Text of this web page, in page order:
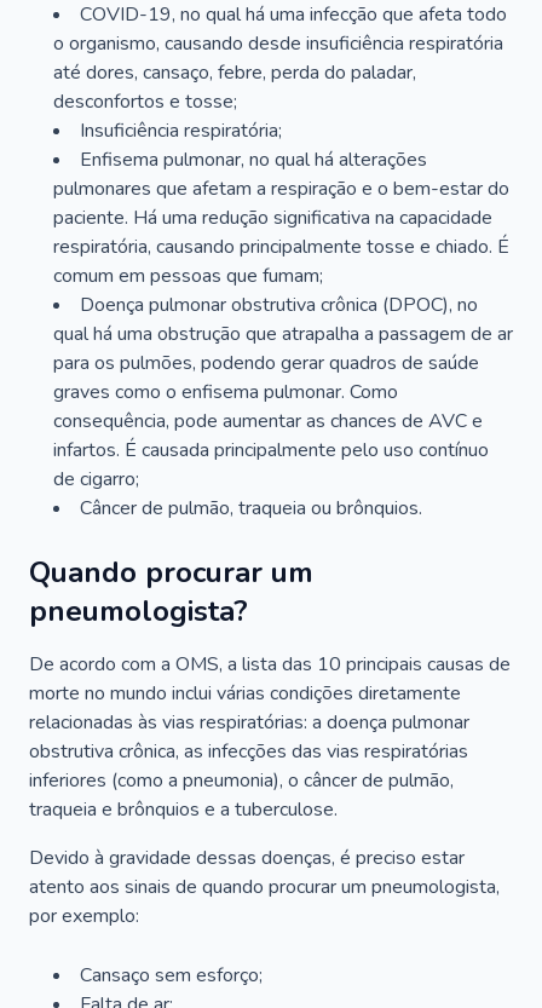
COVID-19, no qual há uma infecção que afeta todo
o organismo, causando desde insuficiência respiratória
até dores, cansaço, febre, perda do paladar,
desconfortos e tosse;
Insuficiência respiratória;
Enfisema pulmonar, no qual há alterações
pulmonares que afetam a respiração e o bem-estar do
paciente. Há uma redução significativa na capacidade
respiratória, causando principalmente tosse e chiado. É
comum em pessoas que fumam;
Doença pulmonar obstrutiva crônica (DPOC), no
qual há uma obstrução que atrapalha a passagem de ar
para os pulmões, podendo gerar quadros de saúde
graves como o enfisema pulmonar. Como
consequência, pode aumentar as chances de AVC e
infartos. É causada principalmente pelo uso contínuo
de cigarro;
Câncer de pulmão, traqueia ou brônquios.
Quando procurar um
pneumologista?
De acordo com a OMS, a lista das 10 principais causas de
morte no mundo inclui várias condições diretamente
relacionadas às vias respiratórias: a doença pulmonar
obstrutiva crônica, as infecções das vias respiratórias
inferiores (como a pneumonia), o câncer de pulmão,
traqueia e brônquios e a tuberculose.
Devido à gravidade dessas doenças, é preciso estar
atento aos sinais de quando procurar um pneumologista,
por exemplo:
Cansaço sem esforço;